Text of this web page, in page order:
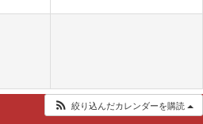
絞り込んだカレンダーを購読